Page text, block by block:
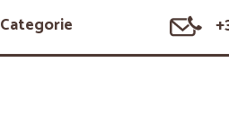
Categorie